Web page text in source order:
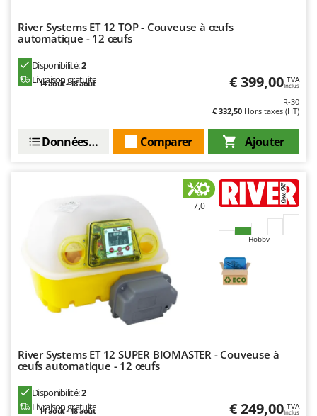
Wiper EcoRobot
Wortex
Yard Force
Zephir
Zodiac
Zomax
River Systems ET 12 TOP - Couveuse à œufs
automatique - 12 œufs
Disponibilité:2
Livraison gratuite
14 août - 18 août € 399,00 TVA
Inclus
R-30
€ 332,50 Hors taxes (HT)
Ajouter
Comparer
Données techniques
7,0
Hobby
River Systems ET 12 SUPER BIOMASTER - Couveuse à
œufs automatique - 12 œufs
Disponibilité:2
Livraison gratuite
14 août - 18 août € 249,00 TVA
Inclus